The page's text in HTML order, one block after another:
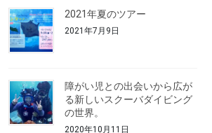
2021年夏のツアー
2021年7月9日
障がい児との出会いから広が
る新しいスクーバダイビング
の世界。
2020年10月11日